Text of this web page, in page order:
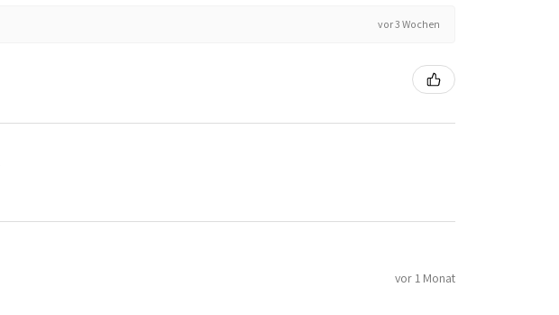
vor 3 Wochen
vor 1 Monat